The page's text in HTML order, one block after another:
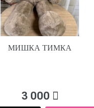
МИШКА ТИМКА
3 000